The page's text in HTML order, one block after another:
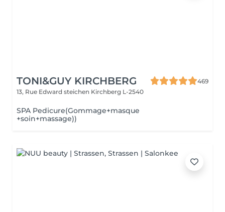
TONI&GUY KIRCHBERG
469
13, Rue Edward steichen Kirchberg L-2540
SPA Pedicure(Gommage+masque
+soin+massage))